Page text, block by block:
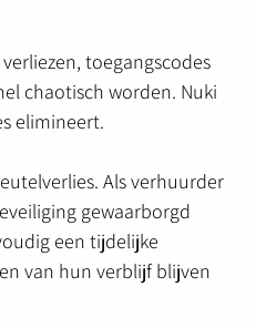
toegangscodes
chaotisch worden. Nuki
elimineert.
Als verhuurder
gewaarborgd
een tijdelijke
van hun verblijf blijven